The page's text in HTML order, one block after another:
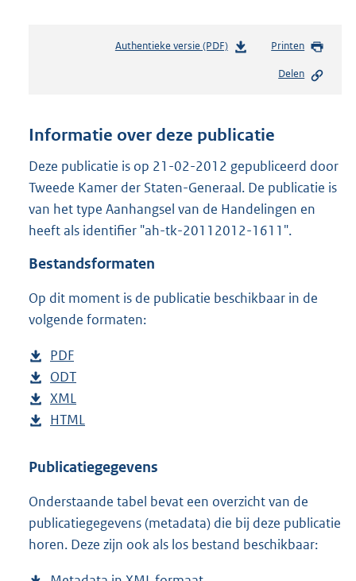
Authentieke versie (PDF)b
n
s
r
o
o
:
Printen
Delen
Informatie over deze publicatie
Deze publicatie is op 21-02-2012 gepubliceerd door
Tweede Kamer der Staten-Generaal. De publicatie is
van het type Aanhangsel van de Handelingen en
heeft als identifier "ah-tk-20112012-1611".
Bestandsformaten
Op dit moment is de publicatie beschikbaar in de
volgende formaten:
D
o
w
n
o
d
p
u
PDF
e
s
t
n
s
g
r
D
o
w
l
a
d
p
ODT
s
a
d
s
g
D
o
n
o
a
d
XML
e
t
n
d
s
D
w
l
o
a
HTML
s
a
n
d
Publicatiegegevens
Onderstaande tabel bevat een overzicht van de
publicatiegegevens (metadata) die bij deze publicatie
horen. Deze zijn ook als los bestand beschikbaar: